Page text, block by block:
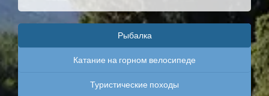
Рыбалка
Катание на горном велосипеде
Туристические походы